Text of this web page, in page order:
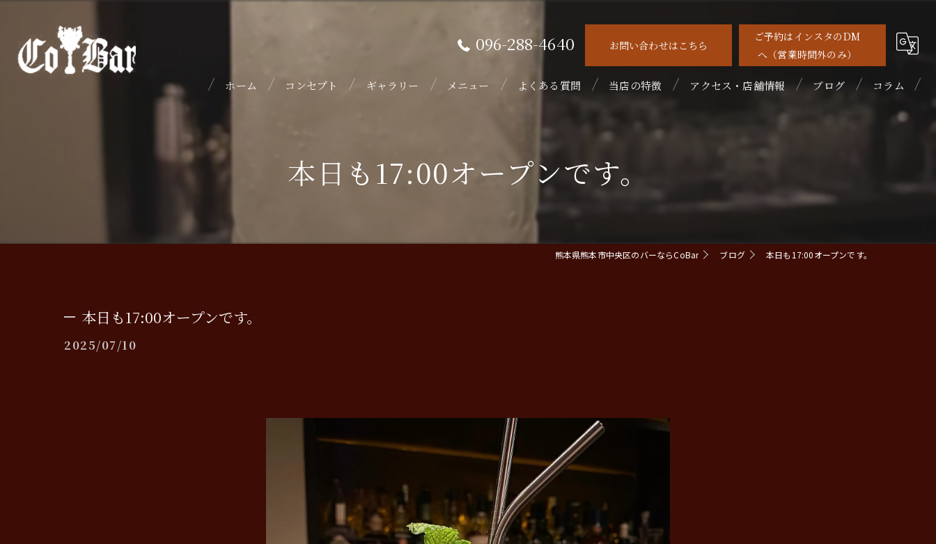
096-288-4640 お問い合わせはこちら
ご予約はインスタのDM
へ（営業時間外のみ）
ホーム コンセプト ギャラリー メニュー よくある質問 当店の特徴
接待
隠れ家
ウイスキー
アクセス・店舗情報 ブログ コラム
本日も17:00オープンです。
熊本県熊本市中央区のバーならCoBar ブログ 本日も17:00オープンです。
本日も17:00オープンです。
2025/07/10